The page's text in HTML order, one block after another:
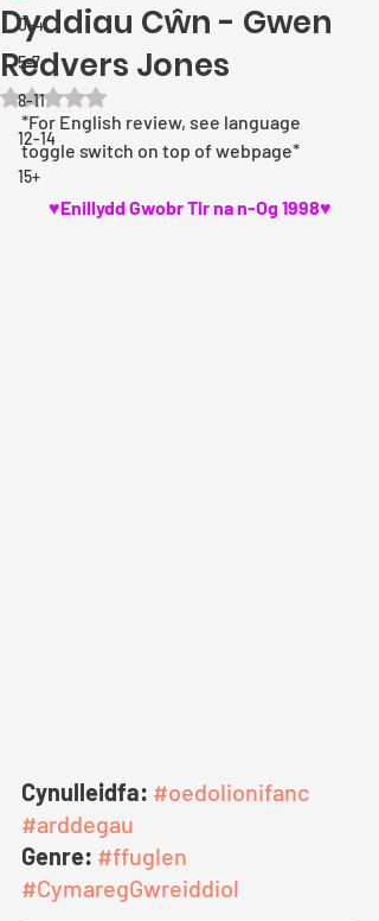
0-4
5-7
8-11
12-14
15+
Dyddiau Cŵn - Gwen
Redvers Jones
Rated NaN out of 5 stars.
*For English review, see language
toggle switch on top of webpage*
♥Enillydd Gwobr Tir na n-Og 1998♥
Cynulleidfa: #oedolionifanc
#arddegau
Genre: #ffuglen
#CymaregGwreiddiol